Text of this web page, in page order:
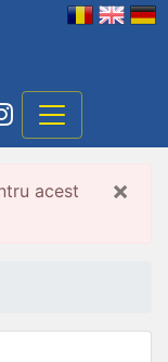
×
acest